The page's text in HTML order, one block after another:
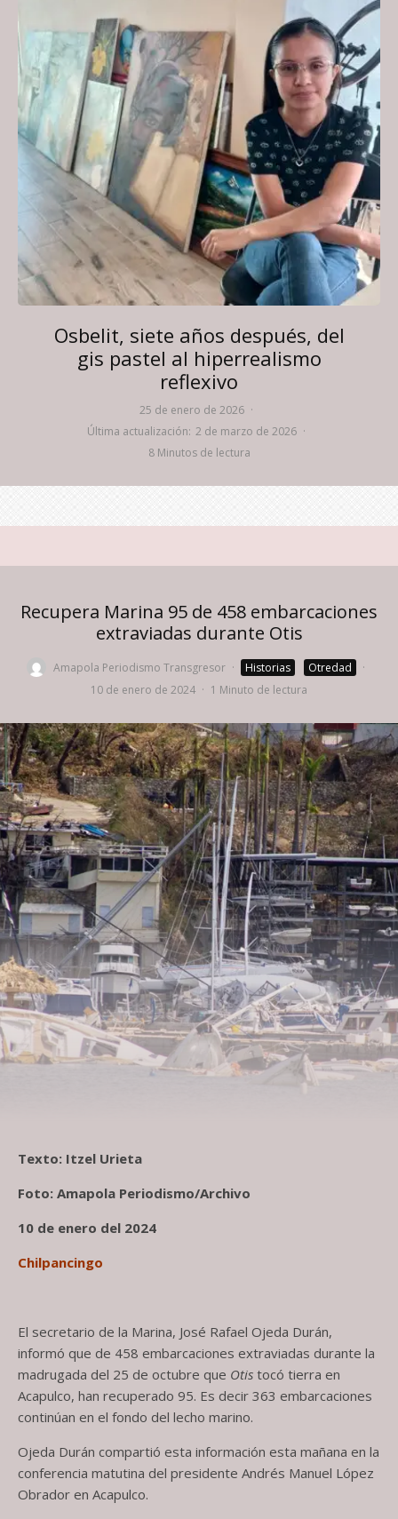
Osbelit, siete años después, del
gis pastel al hiperrealismo
reflexivo
25 de enero de 2026 ·
Última actualización: 2 de marzo de 2026 ·
8 Minutos de lectura
Recupera Marina 95 de 458 embarcaciones
extraviadas durante Otis
Amapola Periodismo Transgresor · Historias Otredad
·
10 de enero de 2024 · 1 Minuto de lectura
Texto: Itzel Urieta
Foto: Amapola Periodismo/Archivo
10 de enero del 2024
Chilpancingo
El secretario de la Marina, José Rafael Ojeda Durán,
informó que de 458 embarcaciones extraviadas durante la
madrugada del 25 de octubre que Otis tocó tierra en
Acapulco, han recuperado 95. Es decir 363 embarcaciones
continúan en el fondo del lecho marino.
Ojeda Durán compartió esta información esta mañana en la
conferencia matutina del presidente Andrés Manuel López
Obrador en Acapulco.